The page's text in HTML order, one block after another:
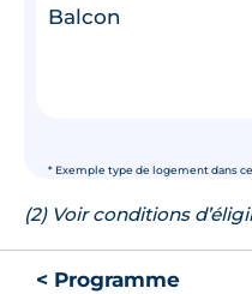
* Exemple type de logement dans
Balcon
(2) Voir conditions
< Programme